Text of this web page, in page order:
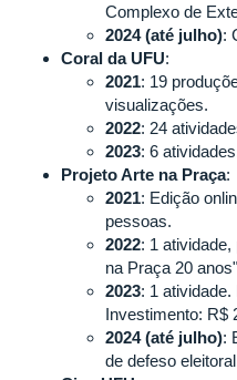
Complexo de
2024 (até julho):
Coral da UFU:
2021: 19
visualizações.
2022: 24
2023: 6
Projeto Arte na Praça:
2021: Edição
pessoas.
2022: 1
na Praça 20
2023: 1
Investimento: R$
2024 (até julho):
de defeso